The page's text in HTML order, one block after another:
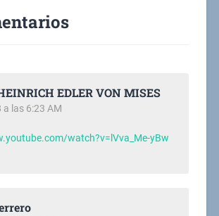
EDLER VON MISES
las 6:23 AM
watch?v=lVva_Me-yBw